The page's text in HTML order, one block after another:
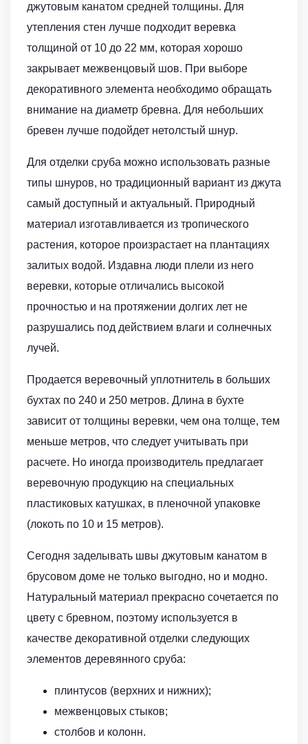
джутовым канатом средней толщины. Для
утепления стен лучше подходит веревка
толщиной от 10 до 22 мм, которая хорошо
закрывает межвенцовый шов. При выборе
декоративного элемента необходимо обращать
внимание на диаметр бревна. Для небольших
бревен лучше подойдет нетолстый шнур.
Для отделки сруба можно использовать разные
типы шнуров, но традиционный вариант из джута
самый доступный и актуальный. Природный
материал изготавливается из тропического
растения, которое произрастает на плантациях
залитых водой. Издавна люди плели из него
веревки, которые отличались высокой
прочностью и на протяжении долгих лет не
разрушались под действием влаги и солнечных
лучей.
Продается веревочный уплотнитель в больших
бухтах по 240 и 250 метров. Длина в бухте
зависит от толщины веревки, чем она толще, тем
меньше метров, что следует учитывать при
расчете. Но иногда производитель предлагает
веревочную продукцию на специальных
пластиковых катушках, в пленочной упаковке
(локоть по 10 и 15 метров).
Сегодня заделывать швы джутовым канатом в
брусовом доме не только выгодно, но и модно.
Натуральный материал прекрасно сочетается по
цвету с бревном, поэтому используется в
качестве декоративной отделки следующих
элементов деревянного сруба:
плинтусов (верхних и нижних);
межвенцовых стыков;
столбов и колонн.